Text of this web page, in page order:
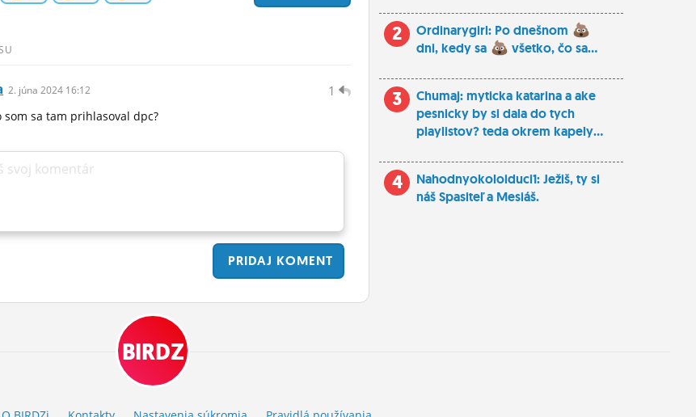
1
2. júna 2024 16:12
som sa tam prihlasoval dpc?
svoj komentár
PRIDAJ KOMENT
2
Ordinarygirl: Po dnešnom
dni, kedy sa
všetko, čo sa...
3
Chumaj: myticka katarina a ake
pesnicky by si dala do tych
playlistov? teda okrem kapely...
4
Nahodnyokoloiduci1: Ježiš, ty si
náš Spasiteľ a Mesiáš.
BIRDZ